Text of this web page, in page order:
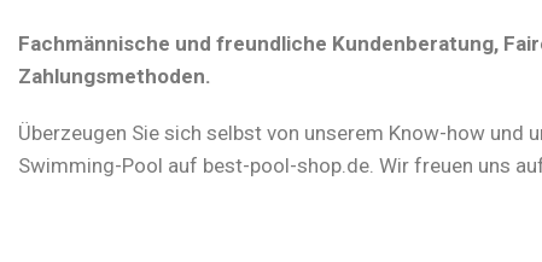
Fachmännische und freundliche Kundenberatung,
Zahlungsmethoden.
Überzeugen Sie sich selbst von unserem Know-how und
Swimming-Pool auf best-pool-shop.de. Wir freuen uns